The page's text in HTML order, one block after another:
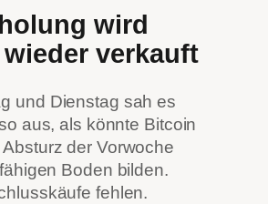
wird
verkauft
und Dienstag sah es
aus, als könnte Bitcoin
der Vorwoche
Boden bilden.
fehlen.